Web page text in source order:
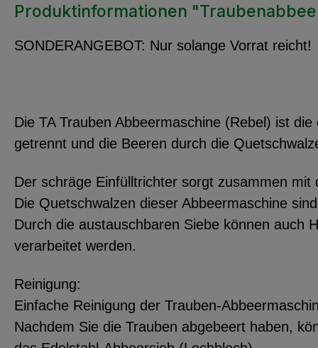
Produktinformationen
SONDERANGEBOT: Nur solange Vorrat reicht!
Die TA Trauben Abbeermaschine (Rebel) ist
getrennt und die Beeren durch die
Der schräge Einfülltrichter sorgt zusammen
Die Quetschwalzen dieser Abbeermaschine
Durch die austauschbaren Siebe können auch
verarbeitet werden.
Reinigung:
Einfache Reinigung der Trauben-
Nachdem Sie die Trauben abgebeert haben,